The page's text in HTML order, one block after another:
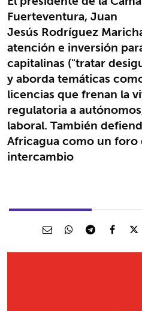
Fuerteventura, Juan
Jesús Rodríguez
atención e inversión
capitalinas ("tratar
y aborda temáticas
licencias que frenan la
regulatoria a
laboral. También
Africagua como un
intercambio